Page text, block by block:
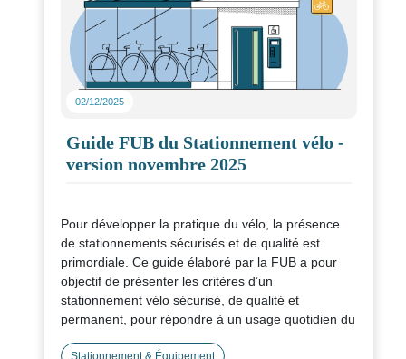
02/12/2025
Guide FUB du Stationnement vélo -
version novembre 2025
Pour développer la pratique du vélo, la présence
de stationnements sécurisés et de qualité est
primordiale. Ce guide élaboré par la FUB a pour
objectif de présenter les critères d’un
stationnement vélo sécurisé, de qualité et
permanent, pour répondre à un usage quotidien du
Stationnement & Équipement